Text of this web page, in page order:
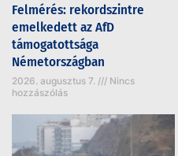
Felmérés: rekordszintre
emelkedett az AfD
támogatottsága
Németországban
2026. augusztus 7.
Nincs
hozzászólás